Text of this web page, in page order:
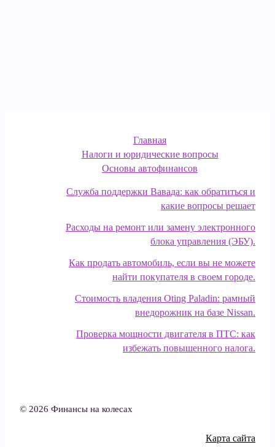
Главная
Налоги и юридические вопросы
Основы автофинансов
Служба поддержки Вавада: как обратиться и
какие вопросы решает
Расходы на ремонт или замену электронного
блока управления (ЭБУ).
Как продать автомобиль, если вы не можете
найти покупателя в своем городе.
Стоимость владения Oting Paladin: рамный
внедорожник на базе Nissan.
Проверка мощности двигателя в ПТС: как
избежать повышенного налога.
© 2026 Финансы на колесах
Карта сайта